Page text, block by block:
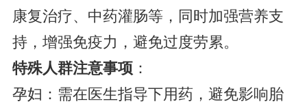
康复治疗、中药灌肠等，同时加强营养支
持，增强免疫力，避免过度劳累。
特殊人群注意事项：
孕妇：需在医生指导下用药，避免影响胎